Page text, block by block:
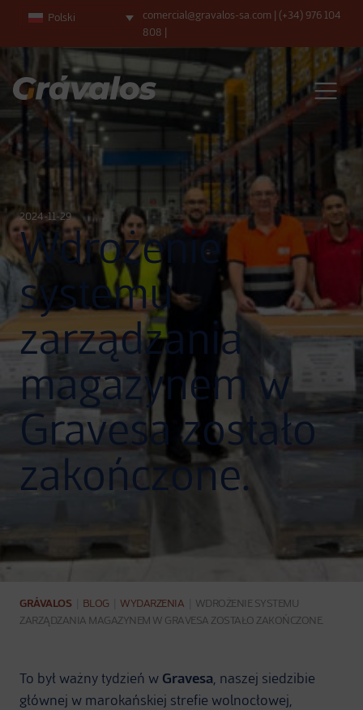
Polski comercial@gravalos-sa.com | (+34) 976 104
808 |
Main Navigation
2024-11-29
Wdrożenie
systemu
zarządzania
magazynem w
Gravesa zostało
zakończone.
GRÁVALOS BLOG WYDARZENIA
WDROŻENIE SYSTEMU
ZARZĄDZANIA MAGAZYNEM W GRAVESA ZOSTAŁO ZAKOŃCZONE.
To był ważny tydzień w Gravesa, naszej siedzibie
głównej w marokańskiej strefie wolnocłowej,